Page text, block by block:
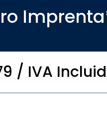
/ IVA